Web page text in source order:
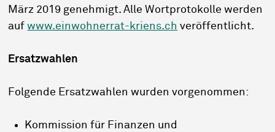
März 2019 genehmigt. Alle Wortprotokolle werden
aufwww.einwohnerrat-kriens.ch veröffentlicht.
Ersatzwahlen
Folgende Ersatzwahlen wurden vorgenommen:
Kommission für Finanzen und